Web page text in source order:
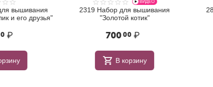
вышивания
и его друзья"
ВИДЕО
2319 Набор для вышивания
"Золотой котик"
70000 ₽
В корзину